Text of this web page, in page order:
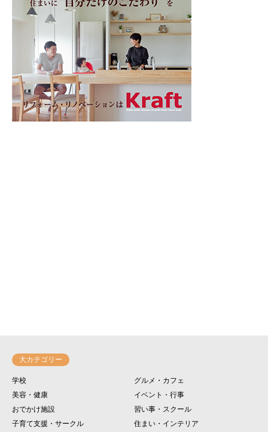
大カテゴリー
学校
グルメ・カフェ
美容・健康
イベント・行事
おでかけ施設
習い事・スクール
子育て支援・サークル
住まい・インテリア